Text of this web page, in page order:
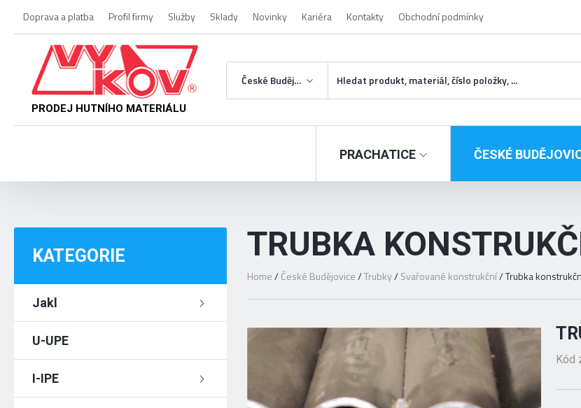
Doprava a platba Profil firmy Služby Sklady Novinky Kariéra Kontakty Obchodní podmínky
PRODEJ HUTNÍHO MATERIÁLU
České Budějovice
PRACHATICE ČESKÉ
KATEGORIE
Jakl
U-UPE
I-IPE
TRUBKA
Home/ České Budějovice/Trubky/ Svařované konstrukční/Trubka
Kód